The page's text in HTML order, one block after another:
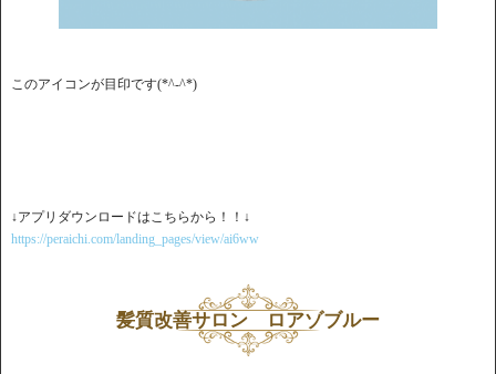
このアイコンが目印です(*^-^*)
↓アプリダウンロードはこちらから！！↓
https://peraichi.com/landing_pages/view/ai6ww
髪質改善サロン ロアゾブルー